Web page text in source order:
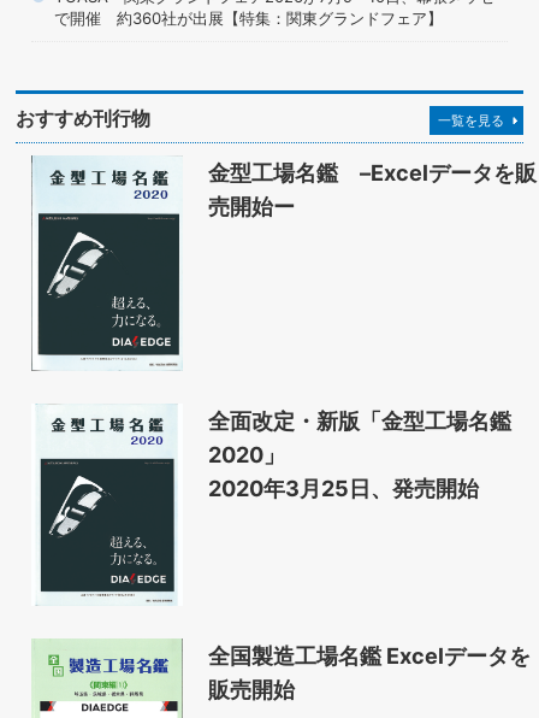
で開催 約360社が出展【特集：関東グランドフェア】
おすすめ刊行物 一覧を見る
金型工場名鑑 –Excelデータを販
売開始ー
全面改定・新版「金型工場名鑑
2020」
2020年3月25日、発売開始
全国製造工場名鑑 Excelデータを
販売開始